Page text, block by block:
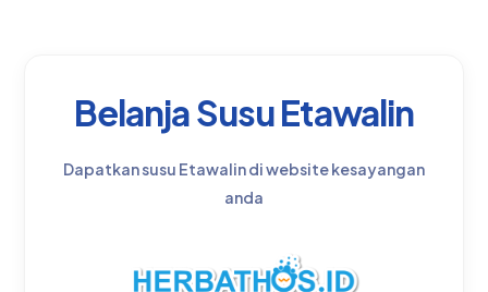
Belanja Susu Etawalin
Dapatkan susu Etawalin di website kesayangan
anda